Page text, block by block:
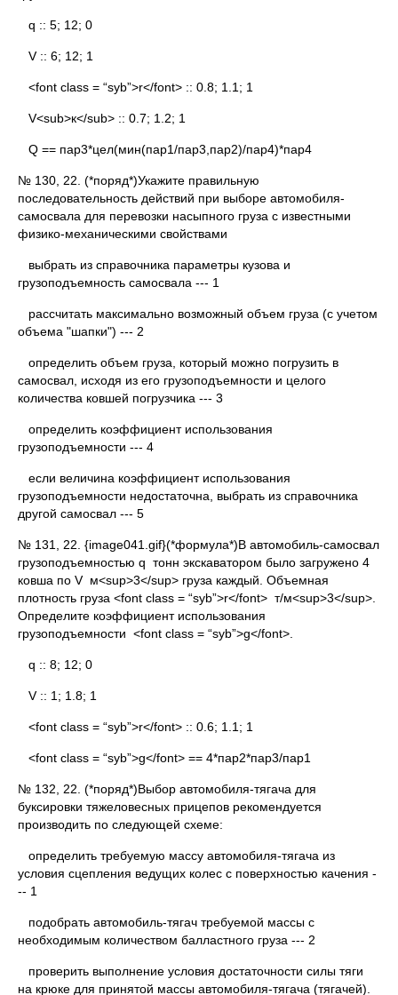
q :: 5; 12; 0
V :: 6; 12; 1
<font class = “syb”>r</font> :: 0.8; 1.1; 1
V<sub>к</sub> :: 0.7; 1.2; 1
Q == пар3*цел(мин(пар1/пар3,пар2)/пар4)*пар4
№ 130, 22. (*поряд*)Укажите правильную
последовательность действий при выборе автомобиля-
самосвала для перевозки насыпного груза с известными
физико-механическими свойствами
выбрать из справочника параметры кузова и
грузоподъемность самосвала --- 1
рассчитать максимально возможный объем груза (с учетом
объема "шапки") --- 2
определить объем груза, который можно погрузить в
самосвал, исходя из его грузоподъемности и целого
количества ковшей погрузчика --- 3
определить коэффициент использования
грузоподъемности --- 4
если величина коэффициент использования
грузоподъемности недостаточна, выбрать из справочника
другой самосвал --- 5
№ 131, 22. {image041.gif}(*формула*)В автомобиль-самосвал
грузоподъемностью q тонн экскаватором было загружено 4
ковша по V м<sup>3</sup> груза каждый. Объемная
плотность груза <font class = “syb”>r</font> т/м<sup>3</sup>.
Определите коэффициент использования
грузоподъемности <font class = “syb”>g</font>.
q :: 8; 12; 0
V :: 1; 1.8; 1
<font class = “syb”>r</font> :: 0.6; 1.1; 1
<font class = “syb”>g</font> == 4*пар2*пар3/пар1
№ 132, 22. (*поряд*)Выбор автомобиля-тягача для
буксировки тяжеловесных прицепов рекомендуется
производить по следующей схеме:
определить требуемую массу автомобиля-тягача из
условия сцепления ведущих колес с поверхностью качения -
-- 1
подобрать автомобиль-тягач требуемой массы с
необходимым количеством балластного груза --- 2
проверить выполнение условия достаточности силы тяги
на крюке для принятой массы автомобиля-тягача (тягачей).